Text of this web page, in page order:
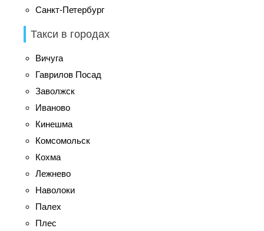
Санкт-Петербург
Такси в городах
Вичуга
Гаврилов Посад
Заволжск
Иваново
Кинешма
Комсомольск
Кохма
Лежнево
Наволоки
Палех
Плес